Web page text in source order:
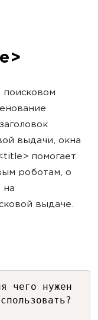
выдачи, окна
помогает
роботам, о
на
выдаче.
нужен